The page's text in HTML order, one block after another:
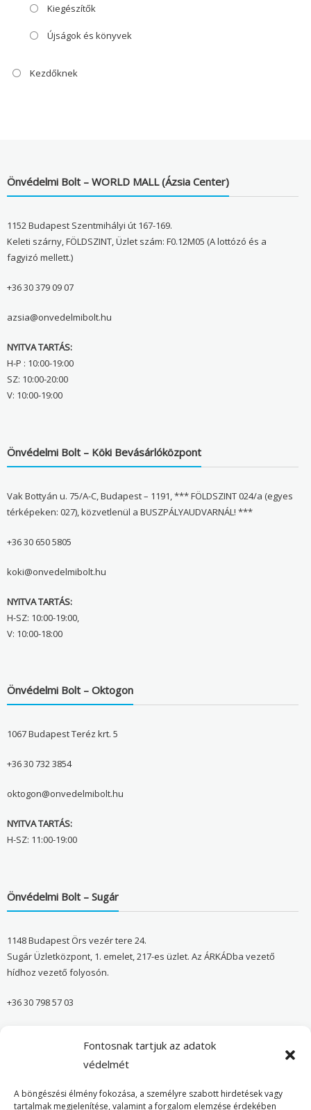
Fontosnak tartjuk az adatok
védelmét
A böngészési élmény fokozása, a személyre szabott hirdetések vagy
tartalmak megjelenítése, valamint a forgalom elemzése érdekében
Kiegészítők
Újságok és könyvek
Kezdőknek
Önvédelmi Bolt – WORLD MALL (Ázsia Center)
1152 Budapest Szentmihályi út 167-169.
Keleti szárny, FÖLDSZINT, Üzlet szám: F0.12M05 (A lottózó és a
fagyizó mellett.)
+36 30 379 09 07
azsia@onvedelmibolt.hu
NYITVA TARTÁS:
H-P : 10:00-19:00
SZ: 10:00-20:00
V: 10:00-19:00
Önvédelmi Bolt – Köki Bevásárlóközpont
Vak Bottyán u. 75/A-C, Budapest – 1191, *** FÖLDSZINT 024/a (egyes
térképeken: 027), közvetlenül a BUSZPÁLYAUDVARNÁL! ***
+36 30 650 5805
koki@onvedelmibolt.hu
NYITVA TARTÁS:
H-SZ: 10:00-19:00,
V: 10:00-18:00
Önvédelmi Bolt – Oktogon
1067 Budapest Teréz krt. 5
+36 30 732 3854
oktogon@onvedelmibolt.hu
NYITVA TARTÁS:
H-SZ: 11:00-19:00
Önvédelmi Bolt – Sugár
1148 Budapest Örs vezér tere 24.
Sugár Üzletközpont, 1. emelet, 217-es üzlet. Az ÁRKÁDba vezető
hídhoz vezető folyosón.
+36 30 798 57 03